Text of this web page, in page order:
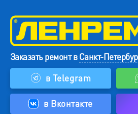
Заказать ремонт вСанкт-
в Telegram
в Вконтакте